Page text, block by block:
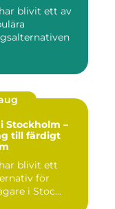
blivit ett av
Stockholm –
till färdigt
blivit ett
för
i Stoc...